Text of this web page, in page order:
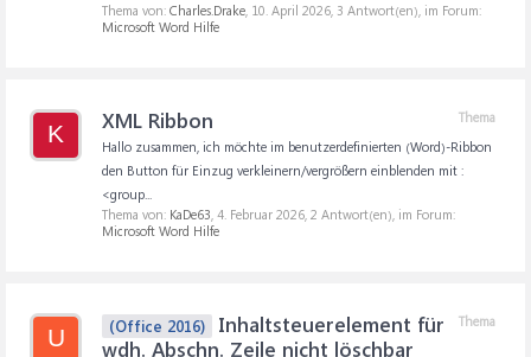
Thema von: Charles.Drake, 10. April 2026, 3 Antwort(en), im Forum:
Microsoft Word Hilfe
K
Thema
XML Ribbon
Hallo zusammen, ich möchte im benutzerdefinierten (Word)-Ribbon
den Button für Einzug verkleinern/vergrößern einblenden mit :
<group...
Thema von: KaDe63, 4. Februar 2026, 2 Antwort(en), im Forum:
Microsoft Word Hilfe
U
Thema
(Office 2016)
Inhaltsteuerelement für
wdh. Abschn. Zeile nicht löschbar